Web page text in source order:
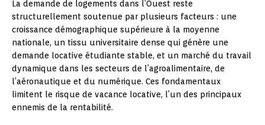
La demande de logements dans l’Ouest reste
structurellement soutenue par plusieurs facteurs : une
croissance démographique supérieure à la moyenne
nationale, un tissu universitaire dense qui génère une
demande locative étudiante stable, et un marché du travail
dynamique dans les secteurs de l’agroalimentaire, de
l’aéronautique et du numérique. Ces fondamentaux
limitent le risque de vacance locative, l’un des principaux
ennemis de la rentabilité.